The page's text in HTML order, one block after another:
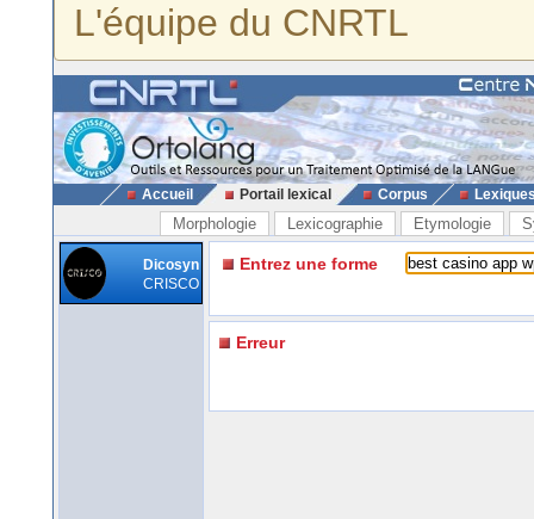
L'équipe du CNRTL
Accueil Portail lexical Corpus
Morphologie Lexicographie Etymologie
Dicosyn
CRISCO
Entrez une forme
Erreur